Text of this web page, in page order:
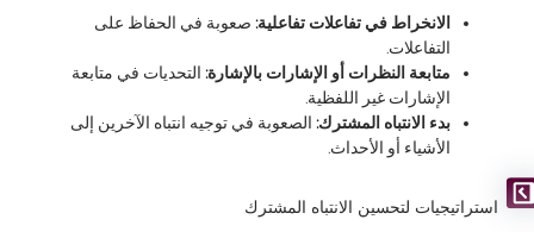
الانخراط في تفاعلات تفاعلية: صعوبة في الحفاظ على
التفاعلات.
متابعة النظرات أو الإشارات بالإشارة: التحديات في متابعة
الإشارات غير اللفظية.
بدء الانتباه المشترك: الصعوبة في توجيه انتباه الآخرين إلى
الأشياء أو الأحداث.
استراتيجيات لتحسين الانتباه المشترك